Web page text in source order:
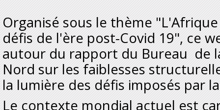
Organisé sous le thème
défis de l'ère post-Covid 19", ce
autour du rapport du Bureau de
Nord sur les faiblesses
la lumière des défis imposés par
Le contexte mondial actuel est